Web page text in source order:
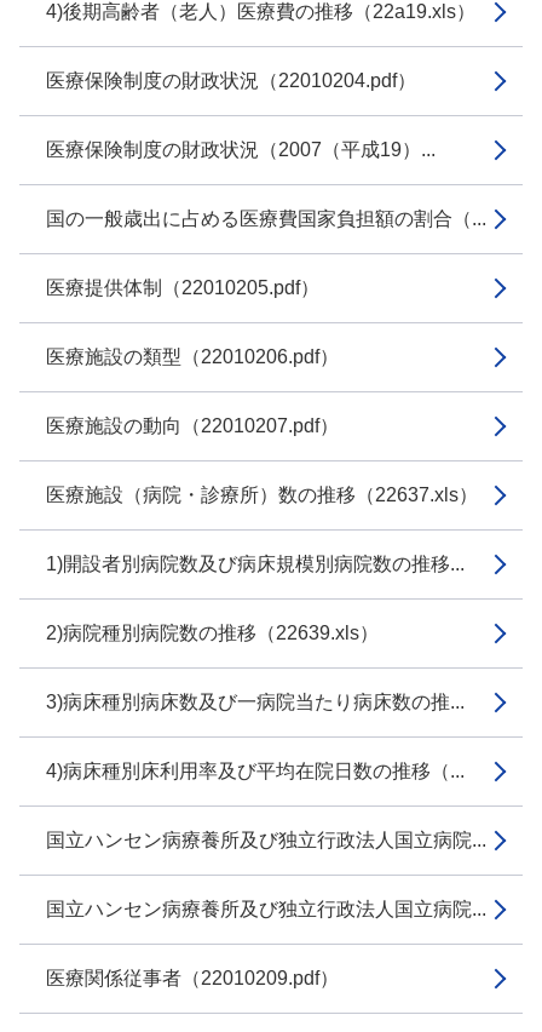
4)後期高齢者（老人）医療費の推移（22a19.xls）
医療保険制度の財政状況（22010204.pdf）
医療保険制度の財政状況（2007（平成19）...
国の一般歳出に占める医療費国家負担額の割合（...
医療提供体制（22010205.pdf）
医療施設の類型（22010206.pdf）
医療施設の動向（22010207.pdf）
医療施設（病院・診療所）数の推移（22637.xls）
1)開設者別病院数及び病床規模別病院数の推移...
2)病院種別病院数の推移（22639.xls）
3)病床種別病床数及び一病院当たり病床数の推...
4)病床種別床利用率及び平均在院日数の推移（...
国立ハンセン病療養所及び独立行政法人国立病院...
国立ハンセン病療養所及び独立行政法人国立病院...
医療関係従事者（22010209.pdf）